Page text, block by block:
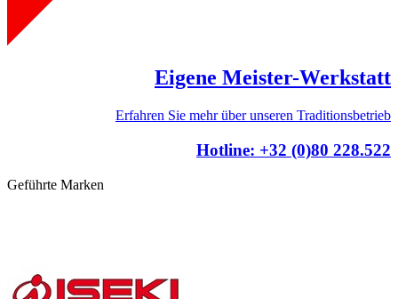
Eigene Meister-Werkstatt
Erfahren Sie mehr über unseren Traditionsbetrieb
Hotline: +32 (0)80 228.522
Geführte Marken